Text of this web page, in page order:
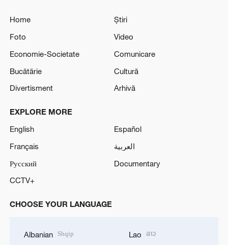
Home
Știri
Foto
Video
Economie-Societate
Comunicare
Bucătărie
Cultură
Divertisment
Arhivă
EXPLORE MORE
English
Español
Français
العربية
Русский
Documentary
CCTV+
CHOOSE YOUR LANGUAGE
Albanian Shqip Lao ລາວ